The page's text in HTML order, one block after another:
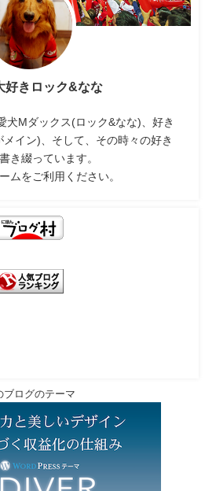
好きロック&なな
犬Mダックス(ロック&なな)、好き
イン)、そして、その時々の好き
き綴っています。
ムをご利用ください。
ブログのテーマ